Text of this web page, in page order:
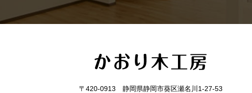
〒420-0913 静岡県静岡市葵区瀬名川1-27-53